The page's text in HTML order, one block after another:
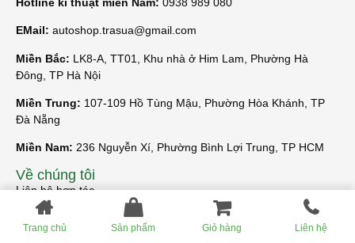
EMail: autoshop.trasua@gmail.com
Miền Bắc: LK8-A, TT01, Khu nhà ở Him Lam, Phường Hà
Đông, TP Hà Nội
Miền Trung: 107-109 Hồ Tùng Mậu, Phường Hòa Khánh, TP
Đà Nẵng
Miền Nam: 236 Nguyễn Xí, Phường Bình Lợi Trung, TP HCM
Về chúng tôi
Liên hệ hợp tác
Công thức pha chế
Trang chủ Sản phẩm Giỏ hàng Liên hệ